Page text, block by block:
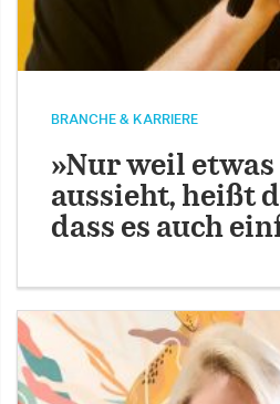
BRANCHE & KARRIERE
»Nur weil
aussieht, heißt
dass es auch